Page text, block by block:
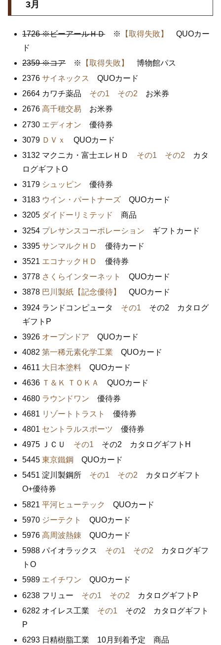
3月
1726 ※ビーアールＨＤ※ 【取得失敗】
QUOカー
ド
2359 ※コア※ 【取得失敗】
博物館パス
2376サイネックス
QUOカード
2664 カワチ薬品 その1 その2 お米券
2676高千穂交易 お米券
2730 エディオン 優待券
3079 ＤＶｘ
QUOカード
3132 マクニカ・富士エレＨＤ その1 その2 カタ
ログギフトO
3179 シュッピン 優待券
3183 ウイン・パートナーズ QUOカード
3205 ダイドーリミテッド
商品
3254 プレサンスコーポレーション ギフトカード
3395サンマルクＨＤ
優待カード
3521 エコナックＨＤ
優待券
3778 さくらインターネット
QUOカード
3878 巴川製紙【記念優待】
QUOカード
3924 ランドコンピュータ その1 その2 カタログ
ギフトP
3926 オープンドア QUOカード
4082第一稀元素化学工業 QUOカード
4611 大日本塗料 QUOカード
4636 Ｔ＆Ｋ ＴＯＫＡ
QUOカード
4680 ラウンドワン 優待券
4681 リゾートトラスト
優待券
4801 セントラルスポーツ 優待券
4975 ＪＣＵ その1 その2 カタログギフトH
5445東京鐵鋼
QUOカード
5451 淀川製鋼所 その1 その2 カタログギフト
O+優待券
5821平河ヒューテック
QUOカード
5970 ジーテクト
QUOカード
5976高周波熱錬 QUOカード
5988 パイオラックス その1 その2 カタログギフ
トO
5989 エイチワン QUOカード
6238 フリュー その1 その2 カタログギフトP
6282 オイレス工業 その1 その2 カタログギフト
P
6293 日精樹脂工業 10月到着予定 商品